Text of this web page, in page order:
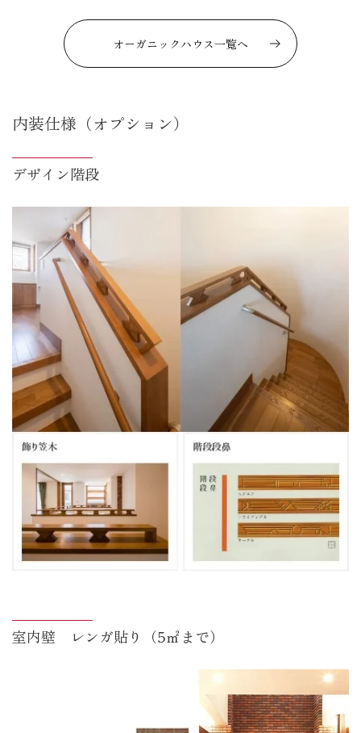
オーガニックハウス一覧へ
内装仕様（オプション）
デザイン階段
室内壁 レンガ貼り（5㎡まで）